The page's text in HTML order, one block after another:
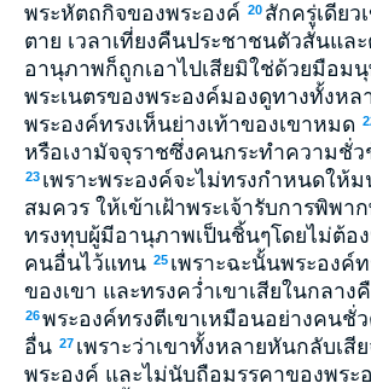
พระหัตถกิจของพระองค์ 20 สักครู่เดียว
ตาย เวลาเที่ยงคืนประชาชนตัวสั่นแล
อานุภาพก็ถูกเอาไปเสียมิใช่ด้วยมือม
พระเนตรของพระองค์มองดูทางทั้งห
พระองค์ทรงเห็นย่างเท้าของเขาหมด
หรือเงามัจจุราชซึ่งคนกระทำความชั่
23 เพราะพระองค์จะไม่ทรงกำหนดให้
สมควร ให้เข้าเฝ้าพระเจ้ารับการพิพา
ทรงทุบผู้มีอานุภาพเป็นชิ้นๆโดยไม่ต้อ
คนอื่นไว้แทน 25 เพราะฉะนั้นพระองค์
ของเขา และทรงคว่ำเขาเสียในกลาง
26พระองค์ทรงตีเขาเหมือนอย่างคนชั่
อื่น 27 เพราะว่าเขาทั้งหลายหันกลับเสี
พระองค์ และไม่นับถือมรรคาของพระ